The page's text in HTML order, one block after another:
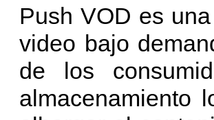
Push VOD es
video bajo
de los
almacenamiento